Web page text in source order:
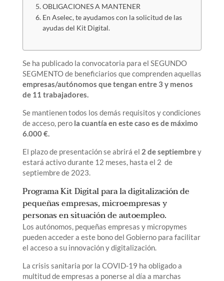
OBLIGACIONES A MANTENER
En Aselec, te ayudamos con la solicitud de las
ayudas del Kit Digital.
Se ha publicado la convocatoria para el SEGUNDO
SEGMENTO de beneficiarios que comprenden aquellas
empresas/autónomos que tengan entre 3 y menos
de 11 trabajadores.
Se mantienen todos los demás requisitos y condiciones
de acceso, pero la cuantía en este caso es de máximo
6.000 €.
El plazo de presentación se abrirá el 2 de septiembrey
estará activo durante 12 meses, hasta el 2 de
septiembre de 2023.
Programa Kit Digital para la digitalización de
pequeñas empresas, microempresas y
personas en situación de autoempleo.
Los autónomos, pequeñas empresas y micropymes
pueden acceder a este bono del Gobierno para facilitar
el acceso a su innovación y digitalización.
La crisis sanitaria por la COVID-19 ha obligado a
multitud de empresas a ponerse al día a marchas